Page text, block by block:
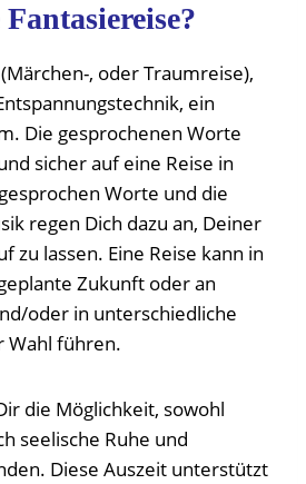
, oder Traumreise),
ein
Die gesprochenen Worte
sicher auf eine Reise in
Worte und die
regen Dich dazu an, Deiner
zu lassen. Eine Reise kann in
Zukunft oder an
oder in unterschiedliche
Wahl führen.
die Möglichkeit, sowohl
seelische Ruhe und
Diese Auszeit unterstützt